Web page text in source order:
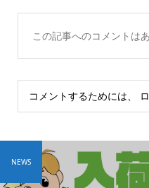
この記事へのコメントは
コメントするためには、
NEWS